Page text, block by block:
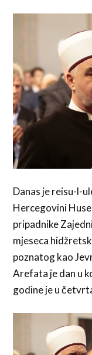
Danas je reisu-l-
Hercegovini
pripadnike
mjeseca
poznatog kao
Arefata je dan u
godine je u